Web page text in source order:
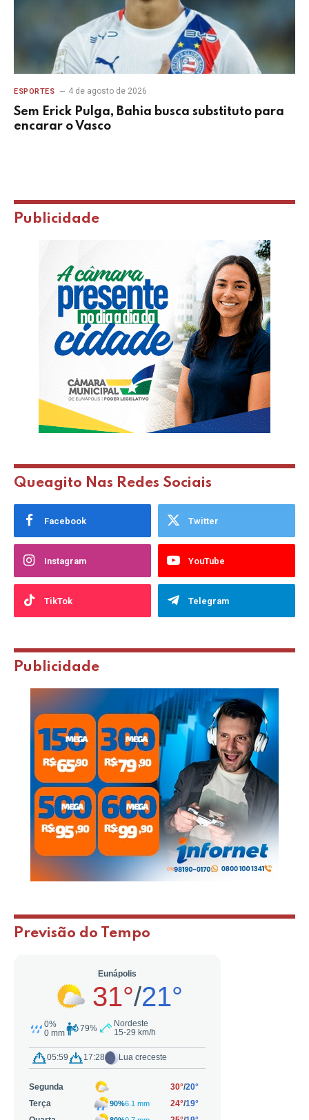
ESPORTES 4 de agosto de 2026
Sem Erick Pulga, Bahia busca substituto para
encarar o Vasco
Publicidade
Queagito Nas Redes Sociais
Facebook Twitter
Instagram YouTube
TikTok Telegram
Publicidade
Previsão do Tempo